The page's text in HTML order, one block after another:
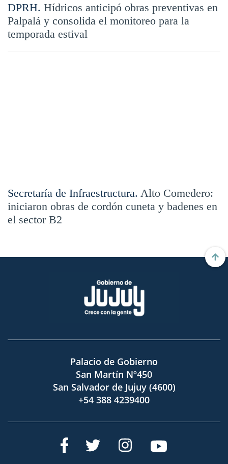
DPRH. Hídricos anticipó obras preventivas en
Palpalá y consolida el monitoreo para la
temporada estival
Secretaría de Infraestructura. Alto Comedero:
iniciaron obras de cordón cuneta y badenes en
el sector B2
Palacio de Gobierno
San Martín Nº450
San Salvador de Jujuy (4600)
+54 388 4239400